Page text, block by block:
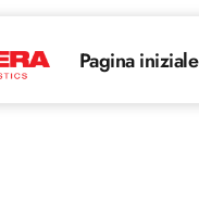
Pagina iniziale